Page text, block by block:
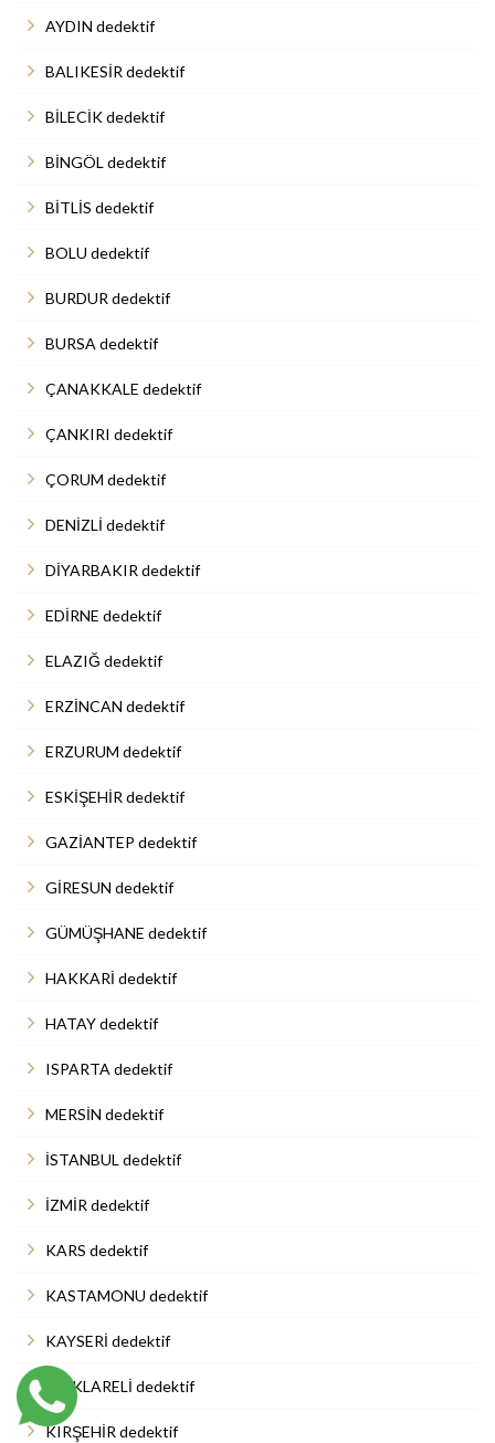
AYDIN dedektif
BALIKESİR dedektif
BİLECİK dedektif
BİNGÖL dedektif
BİTLİS dedektif
BOLU dedektif
BURDUR dedektif
BURSA dedektif
ÇANAKKALE dedektif
ÇANKIRI dedektif
ÇORUM dedektif
DENİZLİ dedektif
DİYARBAKIR dedektif
EDİRNE dedektif
ELAZIĞ dedektif
ERZİNCAN dedektif
ERZURUM dedektif
ESKİŞEHİR dedektif
GAZİANTEP dedektif
GİRESUN dedektif
GÜMÜŞHANE dedektif
HAKKARİ dedektif
HATAY dedektif
ISPARTA dedektif
MERSİN dedektif
İSTANBUL dedektif
İZMİR dedektif
KARS dedektif
KASTAMONU dedektif
KAYSERİ dedektif
KIRKLARELİ dedektif
KIRŞEHİR dedektif